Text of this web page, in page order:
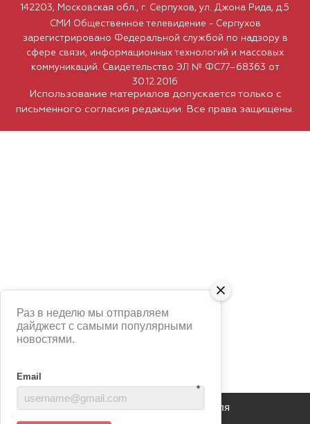
Использование материалов допускается только с
письменного согласия редакции. Все права защищены.
142203, Московская обл., г. Серпухов, ул. Джона Рида, д.5
СМИ Общественное телевидение - Серпухов
зарегистрировано Федеральной службой по надзору в
сфере связи, информационных технологий и массовых
коммуникаций. Свидетельство ЭЛ № ФС77–68363 от
30.12.2016
Раз в неделю мы отправляем
дайджест с самыми популярными
новостями.
Email
*
Сайт использует сервис Яндекс Метрика для